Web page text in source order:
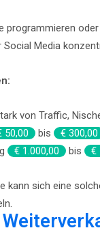
programmieren
Social Media
von Traffic,
50,00 bis € 300,00
€ 1.000,00 bis €
kann sich eine